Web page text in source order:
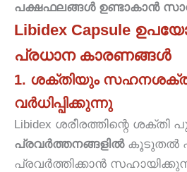
പക്ഷഫലങ്ങൾ ഉണ്ടാകാൻ
Libidex Capsule
പ്രധാന കാരണങ്ങൾ
1. ശക്തിയും
വർധിപ്പിക്കുന്നു
Libidex ശരീരത്തിന്റെ ശക്തി
പ്രവർത്തനങ്ങളിൽകൂടുതൽ
പ്രവർത്തിക്കാൻ